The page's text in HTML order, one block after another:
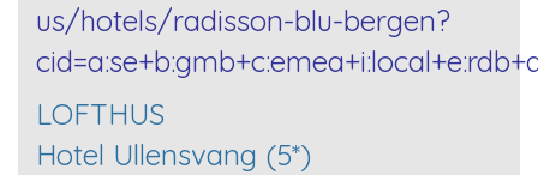
us/hotels/radisson-blu-bergen?
LOFTHUS
Hotel Ullensvang (5*)